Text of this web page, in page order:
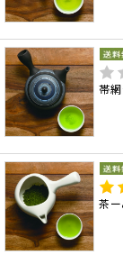
帯
茶ー